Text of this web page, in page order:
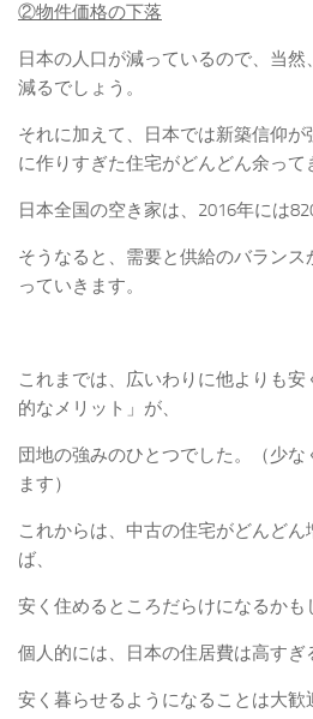
②物件価格の下落
日本の人口が減っているので、当
減るでしょう。
それに加えて、日本では新築信仰
に作りすぎた住宅がどんどん余って
日本全国の空き家は、2016年には
そうなると、需要と供給のバラン
っていきます。
これまでは、広いわりに他よりも
的なメリット」が、
団地の強みのひとつでした。（少
ます）
これからは、中古の住宅がどんど
ば、
安く住めるところだらけになるかも
個人的には、日本の住居費は高すぎ
安く暮らせるようになることは大歓